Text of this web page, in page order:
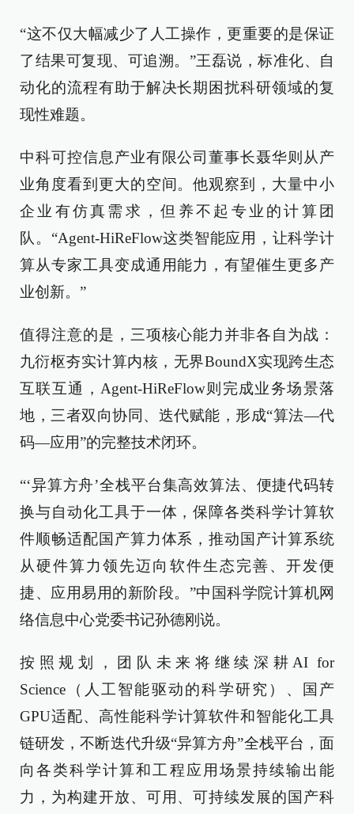
“这不仅大幅减少了人工操作，更重要的是保证
了结果可复现、可追溯。”王磊说，标准化、自
动化的流程有助于解决长期困扰科研领域的复
现性难题。
中科可控信息产业有限公司董事长聂华则从产
业角度看到更大的空间。他观察到，大量中小
企业有仿真需求，但养不起专业的计算团
队。“Agent-HiReFlow这类智能应用，让科学计
算从专家工具变成通用能力，有望催生更多产
业创新。”
值得注意的是，三项核心能力并非各自为战：
九衍枢夯实计算内核，无界BoundX实现跨生态
互联互通，Agent-HiReFlow则完成业务场景落
地，三者双向协同、迭代赋能，形成“算法—代
码—应用”的完整技术闭环。
“‘异算方舟’全栈平台集高效算法、便捷代码转
换与自动化工具于一体，保障各类科学计算软
件顺畅适配国产算力体系，推动国产计算系统
从硬件算力领先迈向软件生态完善、开发便
捷、应用易用的新阶段。”中国科学院计算机网
络信息中心党委书记孙德刚说。
按照规划，团队未来将继续深耕AI for
Science（人工智能驱动的科学研究）、国产
GPU适配、高性能科学计算软件和智能化工具
链研发，不断迭代升级“异算方舟”全栈平台，面
向各类科学计算和工程应用场景持续输出能
力，为构建开放、可用、可持续发展的国产科